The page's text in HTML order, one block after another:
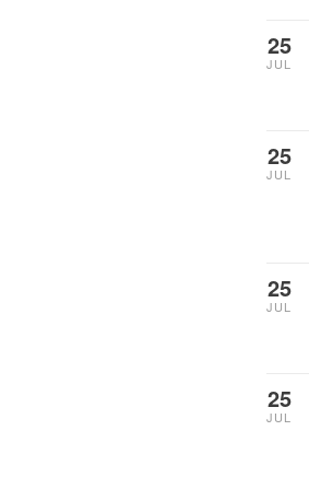
25
JUL
25
JUL
25
JUL
25
JUL